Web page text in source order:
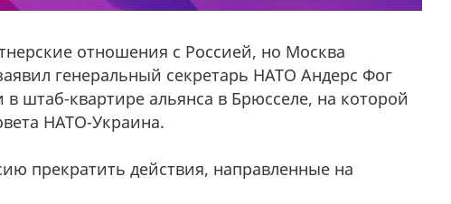
отношения с Россией, но Москва
генеральный секретарь НАТО Андерс Фог
штаб-квартире альянса в Брюсселе, на которой
НАТО-Украина.
прекратить действия, направленные на